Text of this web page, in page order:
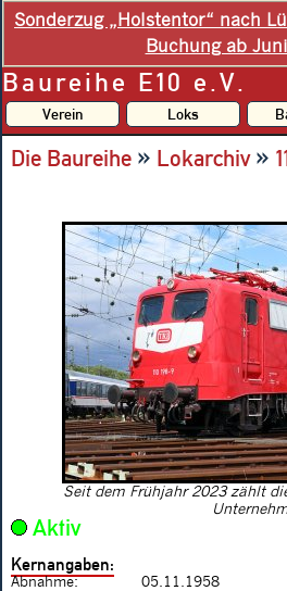
Sonderzug „Holstentor“ nach
Buchung ab
Baureihe E10 e.V.
Verein Loks
Die Baureihe » Lokarchiv»
Seit dem Frühjahr 2023 zählt
Aktiv
Kernangaben:
Abnahme: 05.11.1958